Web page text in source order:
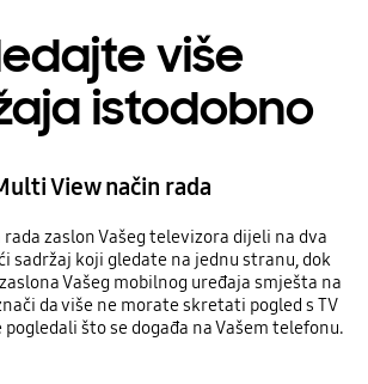
više
istodobno
View način rada
zaslon Vašeg televizora dijeli na dva
sadržaj koji gledate na jednu stranu, dok
Vašeg mobilnog uređaja smješta na
da više ne morate skretati pogled s TV
što se događa na Vašem telefonu.